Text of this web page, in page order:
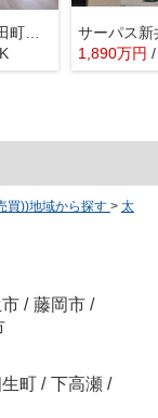
太田市新田上江田町 GRAFARE
1,890万円
買))地域から探す > 太
/ 藤岡市 /
町 / 下高瀬 /